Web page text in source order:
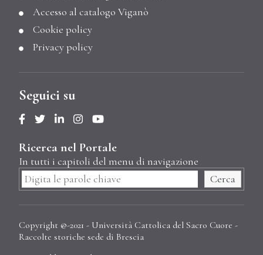
Accesso al catalogo Viganò
Cookie policy
Privacy policy
Seguici su
Ricerca nel Portale
In tutti i capitoli del menu di navigazione
Cerca
Copyright @-2021 - Università Cattolica del Sacro Cuore -
Raccolte storiche sede di Brescia